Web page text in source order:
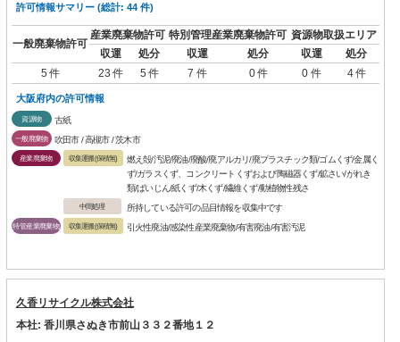
許可情報サマリー (総計: 44 件)
一般廃棄物許可
産業廃棄物許可 特別管理産業廃棄物許可 資源物取扱エリア
収運
処分 収運 処分 収運
処分
5 件
23 件 5 件 7 件 0 件 0 件 4 件
大阪府内の許可情報
資源物 古紙
一般廃棄物 吹田市 / 高槻市 / 茨木市
産業廃棄物 収集運搬(保積無)
燃え殻/汚泥/廃油/廃酸/廃アルカリ/廃プラスチック類/ゴムくず/金属く
ず/ガラスくず、コンクリートくずおよび陶磁器くず/鉱さい/がれき
類/ばいじん/紙くず/木くず/繊維くず/動植物性残さ
中間処理 所持している許可の品目情報を収集中です
特管産業廃棄物 収集運搬(保積無) 引火性廃油/感染性産業廃棄物/有害廃油/有害汚泥
久香リサイクル株式会社
本社: 香川県さぬき市前山３３２番地１２